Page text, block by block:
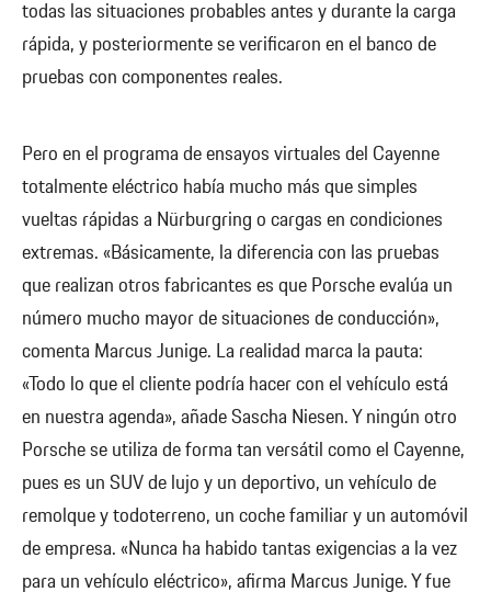
todas las situaciones probables antes y durante la carga
rápida, y posteriormente se verificaron en el banco de
pruebas con componentes reales.
Pero en el programa de ensayos virtuales del Cayenne
totalmente eléctrico había mucho más que simples
vueltas rápidas a Nürburgring o cargas en condiciones
extremas. «Básicamente, la diferencia con las pruebas
que realizan otros fabricantes es que Porsche evalúa un
número mucho mayor de situaciones de conducción»,
comenta Marcus Junige. La realidad marca la pauta:
«Todo lo que el cliente podría hacer con el vehículo está
en nuestra agenda», añade Sascha Niesen. Y ningún otro
Porsche se utiliza de forma tan versátil como el Cayenne,
pues es un SUV de lujo y un deportivo, un vehículo de
remolque y todoterreno, un coche familiar y un automóvil
de empresa. «Nunca ha habido tantas exigencias a la vez
para un vehículo eléctrico», afirma Marcus Junige. Y fue